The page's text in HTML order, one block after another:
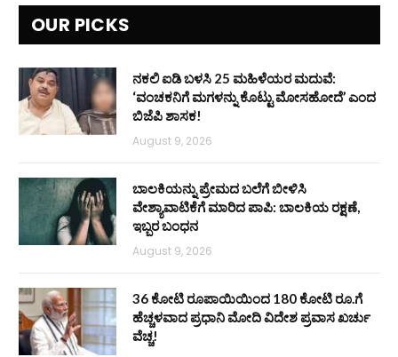
OUR PICKS
ನಕಲಿ ಐಡಿ ಬಳಸಿ 25 ಮಹಿಳೆಯರ ಮದುವೆ:
‘ವಂಚಕನಿಗೆ ಮಗಳನ್ನು ಕೊಟ್ಟು ಮೋಸಹೋದೆ’ ಎಂದ
ಬಿಜೆಪಿ ಶಾಸಕ!
August 9, 2026
ಬಾಲಕಿಯನ್ನು ಪ್ರೇಮದ ಬಲೆಗೆ ಬೀಳಿಸಿ
ವೇಶ್ಯಾವಾಟಿಕೆಗೆ ಮಾರಿದ ಪಾಪಿ: ಬಾಲಕಿಯ ರಕ್ಷಣೆ,
ಇಬ್ಬರ ಬಂಧನ
August 9, 2026
36 ಕೋಟಿ ರೂಪಾಯಿಯಿಂದ 180 ಕೋಟಿ ರೂ.ಗೆ
ಹೆಚ್ಚಳವಾದ ಪ್ರಧಾನಿ ಮೋದಿ ವಿದೇಶ ಪ್ರವಾಸ ಖರ್ಚು
ವೆಚ್ಚ!